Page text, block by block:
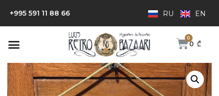
+995 591 11 88 66 RU EN
0 ₾